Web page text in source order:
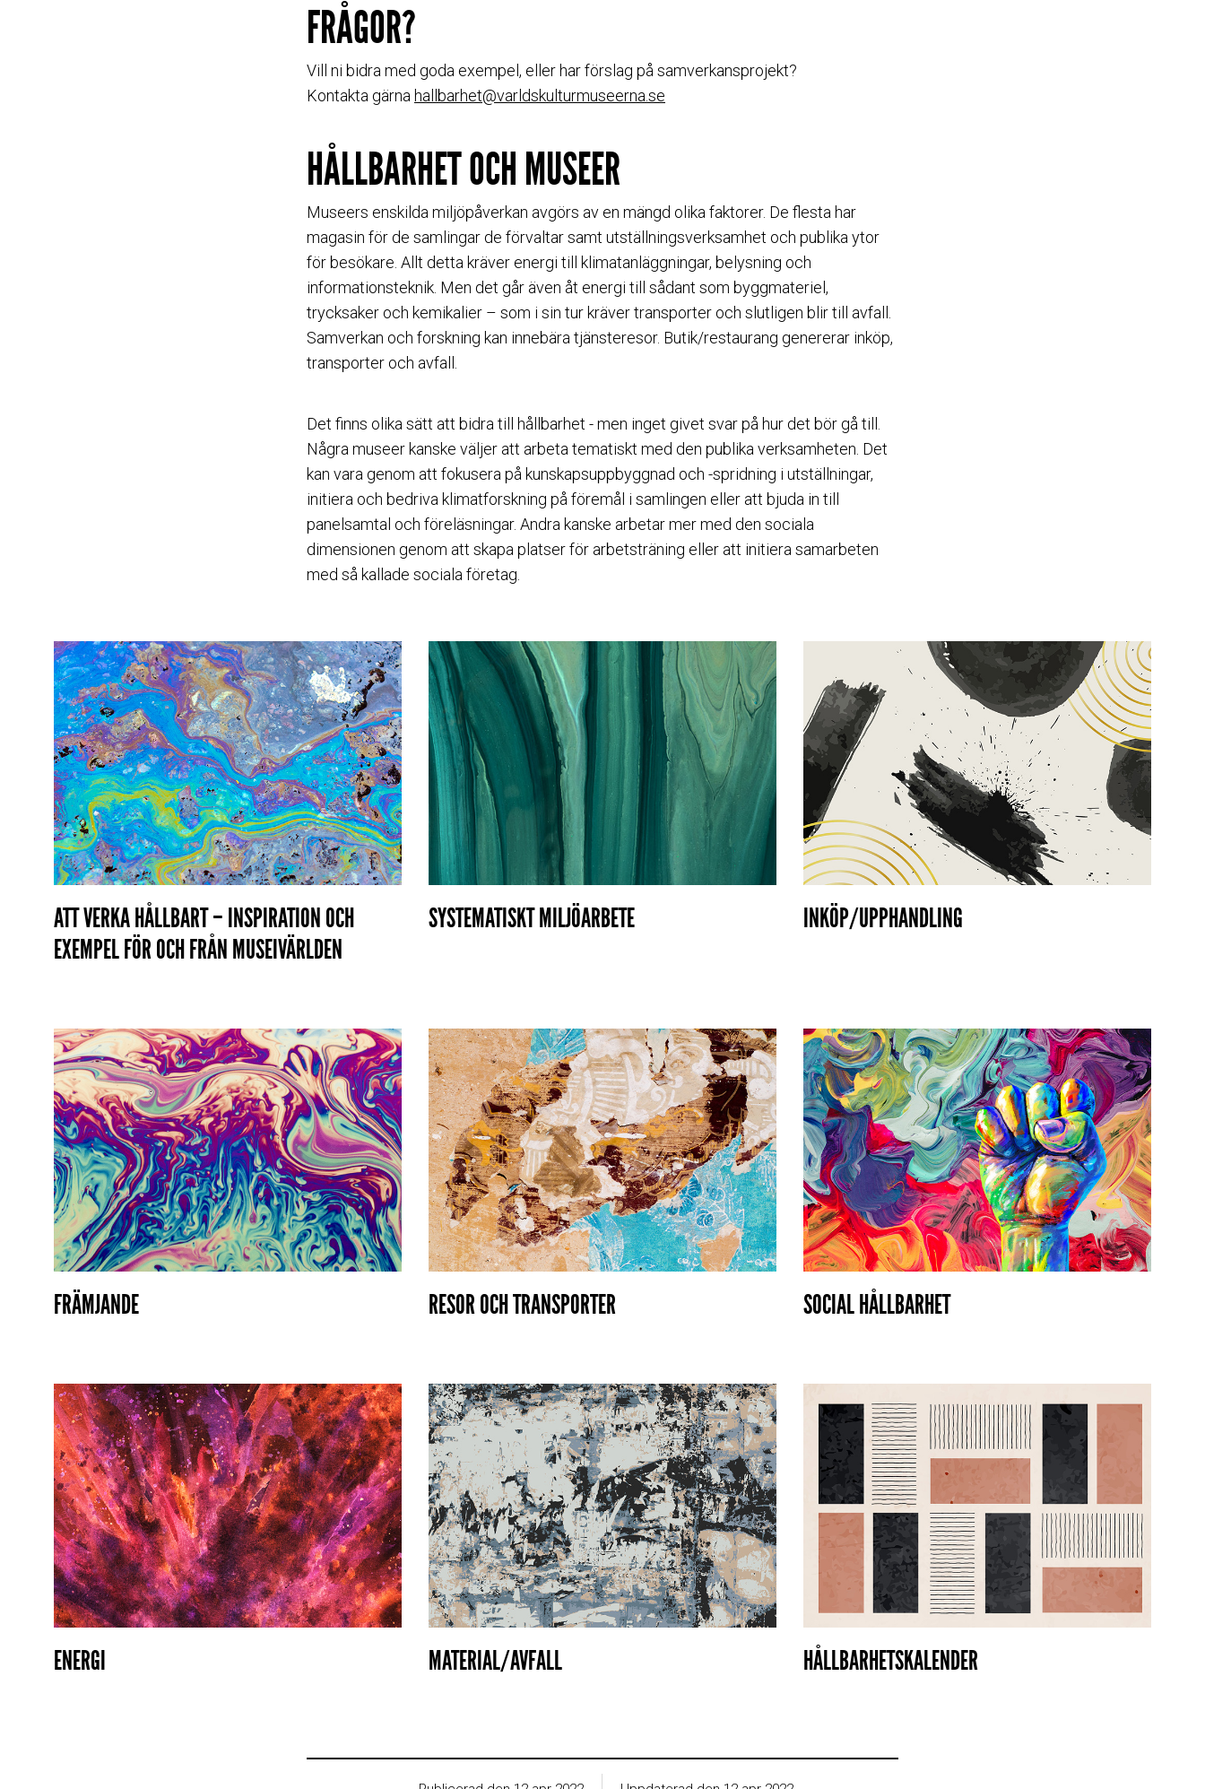
FRÅGOR?
Vill ni bidra med goda exempel, eller har förslag på samverkansprojekt?
Kontakta gärna hallbarhet@varldskulturmuseerna.se
HÅLLBARHET OCH MUSEER
Museers enskilda miljöpåverkan avgörs av en mängd olika faktorer. De flesta har
magasin för de samlingar de förvaltar samt utställningsverksamhet och publika ytor
för besökare. Allt detta kräver energi till klimatanläggningar, belysning och
informationsteknik. Men det går även åt energi till sådant som byggmateriel,
trycksaker och kemikalier – som i sin tur kräver transporter och slutligen blir till avfall.
Samverkan och forskning kan innebära tjänsteresor. Butik/restaurang genererar inköp,
transporter och avfall.
Det finns olika sätt att bidra till hållbarhet - men inget givet svar på hur det bör gå till.
Några museer kanske väljer att arbeta tematiskt med den publika verksamheten. Det
kan vara genom att fokusera på kunskapsuppbyggnad och -spridning i utställningar,
initiera och bedriva klimatforskning på föremål i samlingen eller att bjuda in till
panelsamtal och föreläsningar. Andra kanske arbetar mer med den sociala
dimensionen genom att skapa platser för arbetsträning eller att initiera samarbeten
med så kallade sociala företag.
ATT VERKA HÅLLBART – INSPIRATION OCH
EXEMPEL FÖR OCH FRÅN MUSEIVÄRLDEN
SYSTEMATISKT MILJÖARBETE INKÖP/UPPHANDLING
FRÄMJANDE RESOR OCH TRANSPORTER SOCIAL HÅLLBARHET
ENERGI MATERIAL/AVFALL HÅLLBARHETSKALENDER